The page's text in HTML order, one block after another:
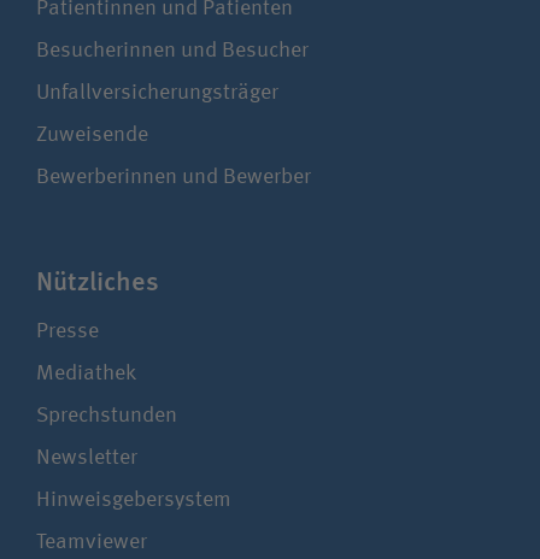
Patientinnen und Patienten
Besucherinnen und Besucher
Unfallversicherungsträger
Zuweisende
Bewerberinnen und Bewerber
Nützliches
Presse
Mediathek
Sprechstunden
Newsletter
Hinweisgebersystem
Teamviewer